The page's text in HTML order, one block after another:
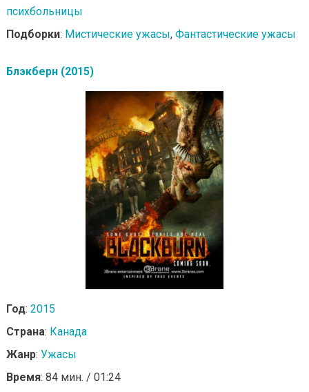
психбольницы
Подборки: Мистические ужасы, Фантастические ужасы
Блэкберн (2015)
Год: 2015
Страна: Канада
Жанр: Ужасы
Время: 84 мин. / 01:24